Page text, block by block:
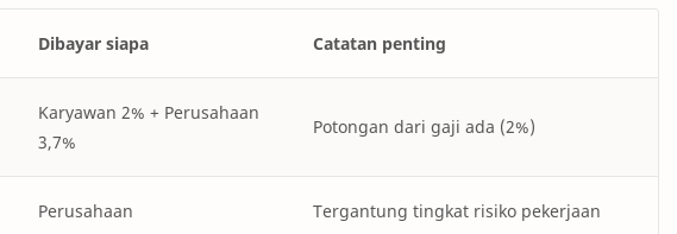
Dibayar siapa Catatan penting
Karyawan 2% + Perusahaan
3,7%
Potongan dari gaji ada (2%)
Perusahaan Tergantung tingkat risiko pekerjaan